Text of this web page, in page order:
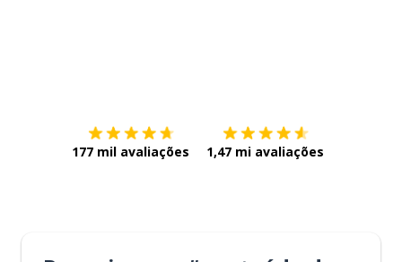
177 mil avaliações 1,47 mi avaliações